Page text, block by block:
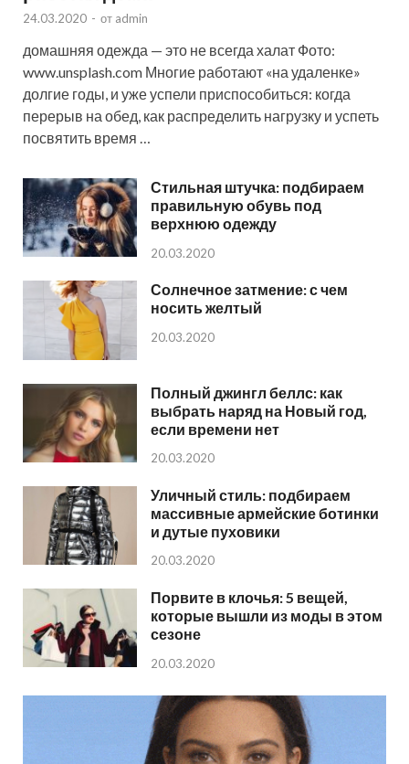
24.03.2020 - от admin
домашняя одежда — это не всегда халат Фото:
www.unsplash.com Многие работают «на удаленке»
долгие годы, и уже успели приспособиться: когда
перерыв на обед, как распределить нагрузку и успеть
посвятить время …
Стильная штучка: подбираем
правильную обувь под
верхнюю одежду
20.03.2020
Солнечное затмение: с чем
носить желтый
20.03.2020
Полный джингл беллс: как
выбрать наряд на Новый год,
если времени нет
20.03.2020
Уличный стиль: подбираем
массивные армейские ботинки
и дутые пуховики
20.03.2020
Порвите в клочья: 5 вещей,
которые вышли из моды в этом
сезоне
20.03.2020